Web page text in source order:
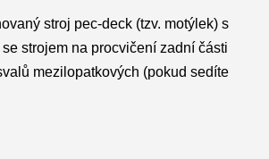
stroj pec-deck (tzv. motýlek) s
strojem na procvičení zadní části
mezilopatkových (pokud sedíte